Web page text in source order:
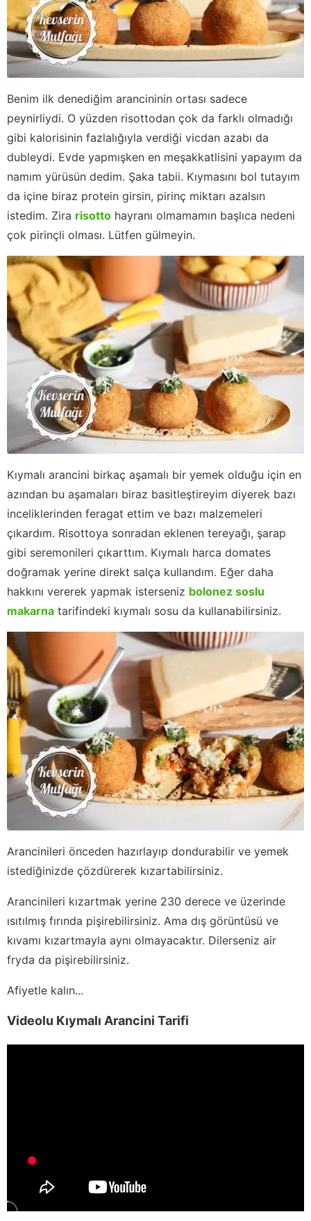
Benim ilk denediğim arancininin ortası sadece
peynirliydi. O yüzden risottodan çok da farklı olmadığı
gibi kalorisinin fazlalığıyla verdiği vicdan azabı da
dubleydi. Evde yapmışken en meşakkatlisini yapayım da
namım yürüsün dedim. Şaka tabii. Kıymasını bol tutayım
da içine biraz protein girsin, pirinç miktarı azalsın
istedim. Zira risotto hayranı olmamamın başlıca nedeni
çok pirinçli olması. Lütfen gülmeyin.
Kıymalı arancini birkaç aşamalı bir yemek olduğu için en
azından bu aşamaları biraz basitleştireyim diyerek bazı
inceliklerinden feragat ettim ve bazı malzemeleri
çıkardım. Risottoya sonradan eklenen tereyağı, şarap
gibi seremonileri çıkarttım. Kıymalı harca domates
doğramak yerine direkt salça kullandım. Eğer daha
hakkını vererek yapmak isterseniz bolonez soslu
makarna tarifindeki kıymalı sosu da kullanabilirsiniz.
Arancinileri önceden hazırlayıp dondurabilir ve yemek
istediğinizde çözdürerek kızartabilirsiniz.
Arancinileri kızartmak yerine 230 derece ve üzerinde
ısıtılmış fırında pişirebilirsiniz. Ama dış görüntüsü ve
kıvamı kızartmayla aynı olmayacaktır. Dilerseniz air
fryda da pişirebilirsiniz.
Afiyetle kalın...
Videolu Kıymalı Arancini Tarifi